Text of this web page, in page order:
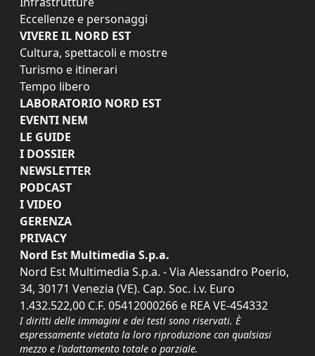
Eccellenze e personaggi
VIVERE IL NORD EST
Cultura, spettacoli e mostre
Turismo e itinerari
Tempo libero
LABORATORIO NORD EST
EVENTI NEM
LE GUIDE
I DOSSIER
NEWSLETTER
PODCAST
I VIDEO
GERENZA
PRIVACY
Nord Est Multimedia S.p.a.
Nord Est Multimedia S.p.a. - Via Alessandro Poerio,
34, 30171 Venezia (VE). Cap. Soc. i.v. Euro
1.432.522,00 C.F. 05412000266 e REA VE-454332
I diritti delle immagini e dei testi sono riservati. È
espressamente vietata la loro riproduzione con qualsiasi
mezzo e l'adattamento totale o parziale.